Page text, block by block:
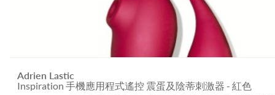
Adrien Lastic
Inspiration 手機應用程式遙控 震蛋及陰蒂刺激器 - 紅色